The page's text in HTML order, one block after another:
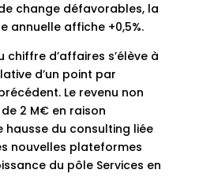
change défavorables, la
annuelle affiche +0,5%.
d’affaires s’élève à
d’un point par
Le revenu non
2 M€ en raison
hausse du consulting liée
nouvelles plateformes
du pôle Services en